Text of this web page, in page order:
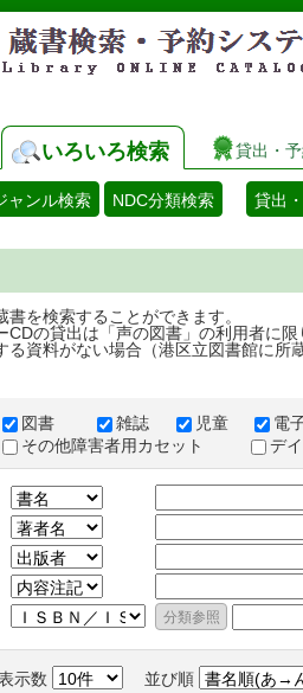
いろいろ検索 貸出・
ャンル検索 NDC分類検索 貸出
を検索することができます。
の貸出は「声の図書」の利用者に限
る資料がない場合（港区立図書館に所
図書 雑誌 児童
電
その他障害者用カセット
デ
示数 並び順